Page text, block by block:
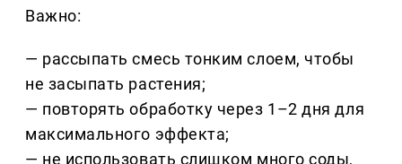
Важно:
— рассыпать смесь тонким слоем, чтобы
не засыпать растения;
— повторять обработку через 1–2 дня для
максимального эффекта;
— не использовать слишком много соды,